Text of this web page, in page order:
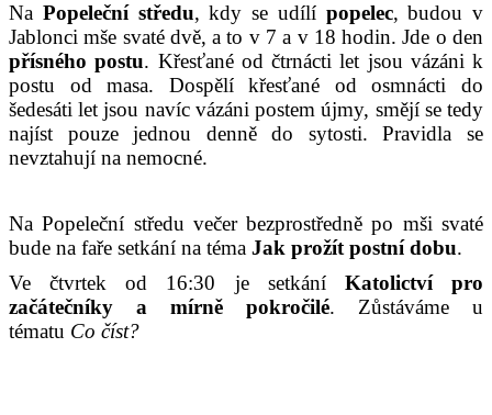
Na Popeleční středu, kdy se udílí popelec, budou v
Jablonci mše svaté dvě, a to v 7 a v 18 hodin. Jde o den
přísného postu. Křesťané od čtrnácti let jsou vázáni k
postu od masa. Dospělí křesťané od osmnácti do
šedesáti let jsou navíc vázáni postem újmy, smějí se tedy
najíst pouze jednou denně do sytosti. Pravidla se
nevztahují na nemocné.
Na Popeleční středu večer bezprostředně po mši svaté
bude na faře setkání na téma Jak prožít postní dobu.
Ve čtvrtek od 16:30 je setkání Katolictví pro
začátečníky a mírně pokročilé. Zůstáváme u
tématu Co číst?